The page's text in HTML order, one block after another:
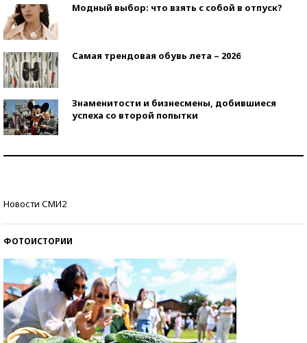
Модный выбор: что взять с собой в отпуск?
Самая трендовая обувь лета – 2026
Знаменитости и бизнесмены, добившиеся
успеха со второй попытки
Новости СМИ2
ФОТОИСТОРИИ